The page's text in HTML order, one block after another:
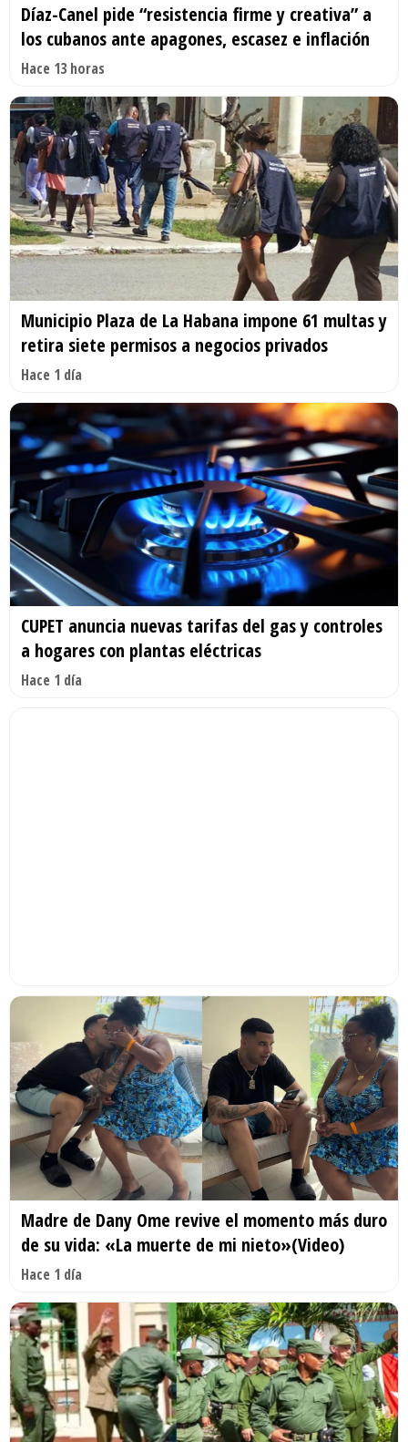
Díaz-Canel pide “resistencia firme y creativa” a
los cubanos ante apagones, escasez e inflación
Hace 13 horas
Municipio Plaza de La Habana impone 61 multas y
retira siete permisos a negocios privados
Hace 1 día
CUPET anuncia nuevas tarifas del gas y controles
a hogares con plantas eléctricas
Hace 1 día
Madre de Dany Ome revive el momento más duro
de su vida: «La muerte de mi nieto»(Video)
Hace 1 día